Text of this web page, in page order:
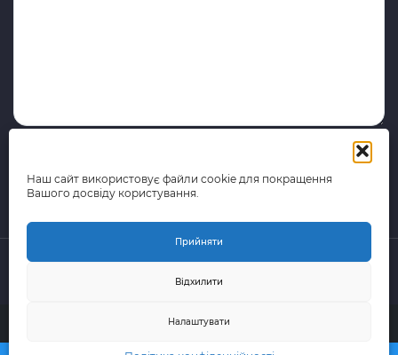
Наш сайт використовує файли cookie для покращення
Вашого досвіду користування.
Прийняти
Відхилити
Налаштувати
© 2015-2026 поштово-логістична компанія Portal Express